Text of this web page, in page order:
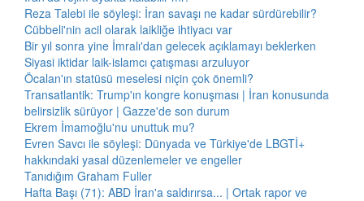
Reza Talebi ile söyleşi: İran savaşı ne kadar sürdürebilir?
Cübbeli'nin acil olarak laikliğe ihtiyacı var
Bir yıl sonra yine İmralı'dan gelecek açıklamayı beklerken
Siyasi iktidar laik-islamcı çatışması arzuluyor
Öcalan'ın statüsü meselesi niçin çok önemli?
Transatlantik: Trump'ın kongre konuşması | İran konusunda
belirsizlik sürüyor | Gazze'de son durum
Ekrem İmamoğlu'nu unuttuk mu?
Evren Savcı ile söyleşi: Dünyada ve Türkiye'de LBGTİ+
hakkındaki yasal düzenlemeler ve engeller
Tanıdığım Graham Fuller
Hafta Başı (71): ABD İran'a saldırırsa... | Ortak rapor ve